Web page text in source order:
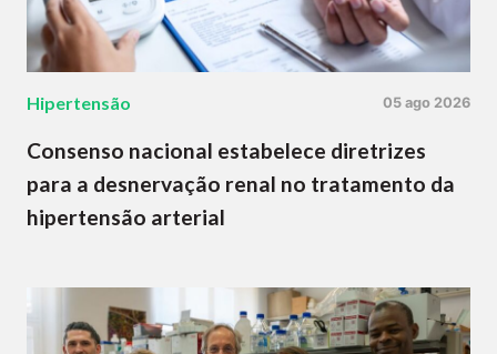
Hipertensão 05 ago 2026
Consenso nacional estabelece diretrizes
para a desnervação renal no tratamento da
hipertensão arterial